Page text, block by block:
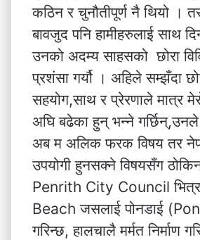
कठिन र चुनौतीपूर्ण नै थियो ।
बावजुद पनि हामीहरुलाई साथ
उनको अदम्य साहसको छोरा
प्रशंसा गर्यौ । अहिले सम्झँदा
सहयोग,साथ र प्रेरणाले मात्र
अघि बढेका हुन् भन्ने
अब म अलिक फरक विषय तर
उपयोगी हुनसक्ने विषयसँग
Penrith City Council भित्र
Beach जसलाई पोनडाई
गरिन्छ, हालचालै मर्मत निर्माण